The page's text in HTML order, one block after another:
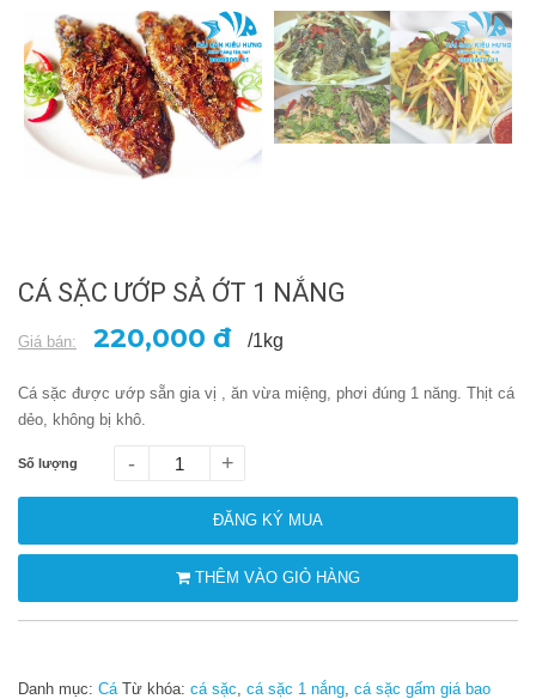
CÁ SẶC ƯỚP SẢ ỚT 1 NẮNG
Giá bán: 220,000 đ /1kg
Cá sặc được ướp sẵn gia vị , ăn vừa miệng, phơi đúng 1 năng. Thịt cá
dẻo, không bị khô.
Số lượng - +
ĐĂNG KÝ MUA
THÊM VÀO GIỎ HÀNG
Danh mục: Cá Từ khóa: cá sặc, cá sặc 1 nắng, cá sặc gấm giá bao